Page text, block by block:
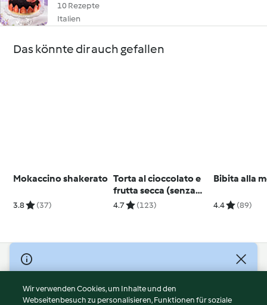
10 Rezepte
Italien
Das könnte dir auch gefallen
Mokaccino shakerato
3.8 (37)
Torta al cioccolato e
frutta secca (senza
glutine)
4.7 (123)
Bibita alla
4.4 (89)
© Copyright 2026
Nutzungsbedingungen
Datenschutzrichtlinien
Wir verwenden Cookies, um Inhalte und den
Webseitenbesuch zu personalisieren, Funktionen für soziale